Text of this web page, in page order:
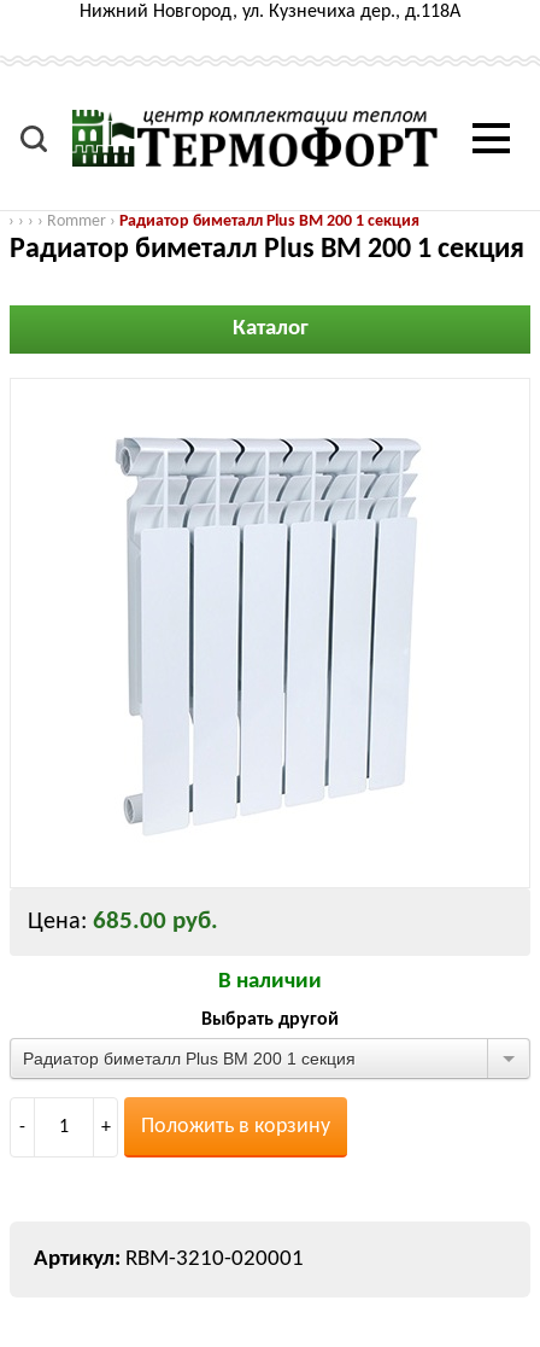
Нижний Новгород, ул. Кузнечиха дер., д.118А
› › › › Rommer › Радиатор биметалл Plus BM 200 1 секция
Радиатор биметалл Plus BM 200 1 секция
Каталог
Цена: 685.00 руб.
В наличии
Выбрать другой
Радиатор биметалл Plus BM 200 1 секция
- 1 + Положить в корзину
RBM-3210-020001